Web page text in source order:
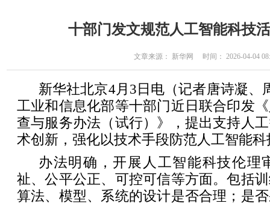
十部门发文规范人工智能科技
文章来源： 新华网 时间： 2026-04-04
新华社北京4月3日电（记者唐诗凝、
工业和信息化部等十部门近日联合印发
查与服务办法（试行）》，提出支持人
术创新，强化以技术手段防范人工智能
办法明确，开展人工智能科技伦理
祉、公平公正、可控可信等方面。包括
算法、模型、系统的设计是否合理；是